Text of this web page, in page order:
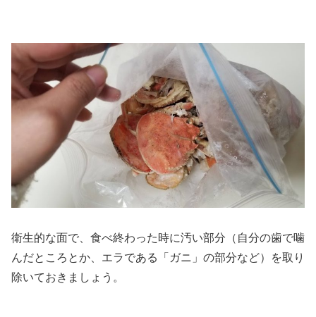
衛生的な面で、食べ終わった時に汚い部分（自分の歯で噛
んだところとか、エラである「ガニ」の部分など）を取り
除いておきましょう。